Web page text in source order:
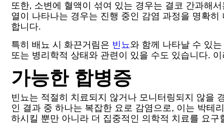
또한, 소변에 혈액이 섞여 있는 경우는 결코 간과해
열이 나타나는 경우는 진행 중인 감염 과정을 명확
합니다.
특히 배뇨 시 화끈거림은 빈뇨와 함께 나타날 수 있
또는 병리학적 상태와 관련이 있을 수도 있습니다.
가능한 합병증
빈뇨는 적절히 치료되지 않거나 모니터링되지 않을
인 결과 중 하나는 복잡한 요로 감염으로, 이는 박테
하시킬 뿐만 아니라 더 집중적인 의학적 치료를 요구